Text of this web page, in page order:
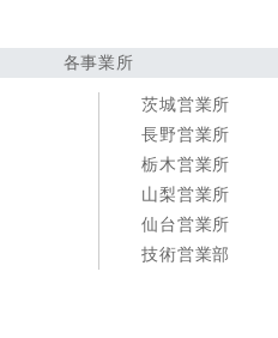
各事業所
茨城営業所
長野営業所
栃木営業所
山梨営業所
仙台営業所
技術営業部